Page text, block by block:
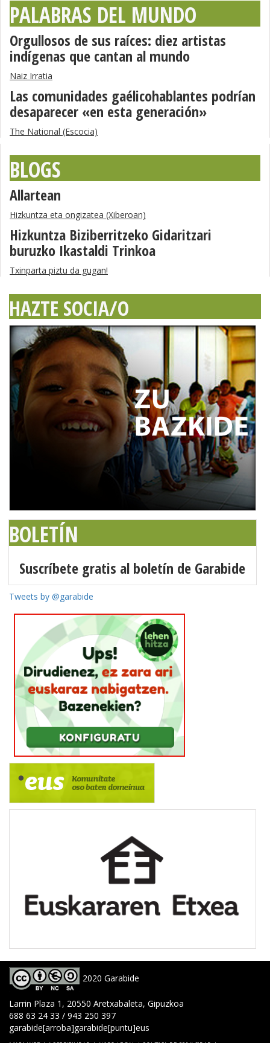
PALABRAS DEL MUNDO
Orgullosos de sus raíces: diez artistas
indígenas que cantan al mundo
Naiz Irratia
Las comunidades gaélicohablantes podrían
desaparecer «en esta generación»
The National (Escocia)
BLOGS
Allartean
Hizkuntza eta ongizatea (Xiberoan)
Hizkuntza Biziberritzeko Gidaritzari
buruzko Ikastaldi Trinkoa
Txinparta piztu da gugan!
HAZTE SOCIA/O
BOLETÍN
Suscríbete gratis al boletín de Garabide
Tweets by @garabide
2020 Garabide
Larrin Plaza 1, 20550 Aretxabaleta, Gipuzkoa
688 63 24 33 / 943 250 397
garabide[arroba]garabide[puntu]eus